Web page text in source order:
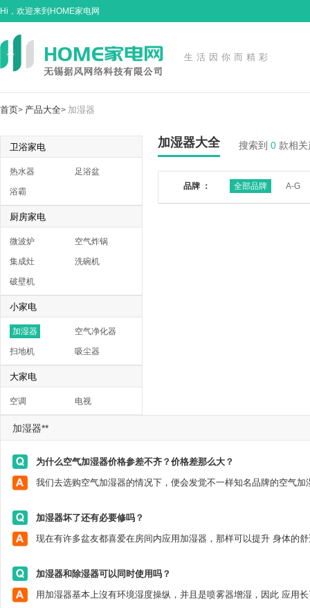
Hi，欢迎来到HOME家电网
生活因你而精彩
首页> 产品大全> 加湿器
卫浴家电
热水器 足浴盆
浴霸
厨房家电
微波炉 空气炸锅
集成灶 洗碗机
破壁机
小家电
加湿器 空气净化器
扫地机 吸尘器
大家电
空调 电视
加湿器大全 搜索到 0 款相关
品牌 ： 全部品牌 A-G
加湿器**
为什么空气加湿器价格参差不齐？价格差那么大？
加湿器坏了还有必要修吗？
加湿器和除湿器可以同时使用吗？